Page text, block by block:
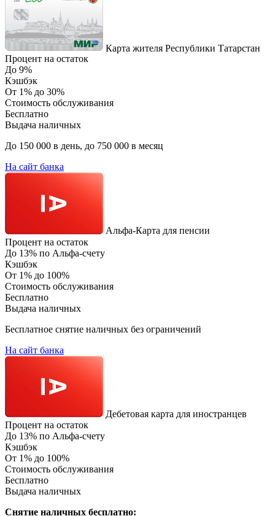
Карта жителя Республики Татарстан
Процент на остаток
До 9%
Кэшбэк
От 1% до 30%
Стоимость обслуживания
Бесплатно
Выдача наличных
До 150 000 в день, до 750 000 в месяц
На сайт банка
Альфа-Карта для пенсии
Процент на остаток
До 13% по Альфа-счету
Кэшбэк
От 1% до 100%
Стоимость обслуживания
Бесплатно
Выдача наличных
Бесплатное снятие наличных без ограничений
На сайт банка
Дебетовая карта для иностранцев
Процент на остаток
До 13% по Альфа-счету
Кэшбэк
От 1% до 100%
Стоимость обслуживания
Бесплатно
Выдача наличных
Снятие наличных бесплатно: